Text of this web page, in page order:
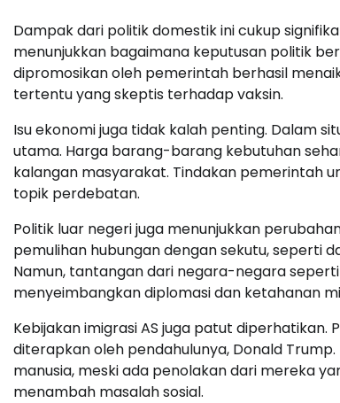
Dampak dari politik domestik ini cukup
menunjukkan bagaimana keputusan politik
dipromosikan oleh pemerintah berhasil
tertentu yang skeptis terhadap vaksin.
Isu ekonomi juga tidak kalah penting. Dalam
utama. Harga barang-barang kebutuhan
kalangan masyarakat. Tindakan pemerintah
topik perdebatan.
Politik luar negeri juga menunjukkan
pemulihan hubungan dengan sekutu, seperti
Namun, tantangan dari negara-negara seperti
menyeimbangkan diplomasi dan ketahanan
Kebijakan imigrasi AS juga patut
diterapkan oleh pendahulunya, Donald
manusia, meski ada penolakan dari mereka
menambah masalah sosial.